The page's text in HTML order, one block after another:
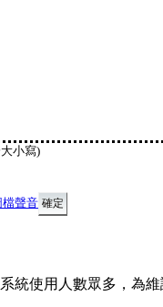
小寫)
檔聲音
統使用人數眾多，為